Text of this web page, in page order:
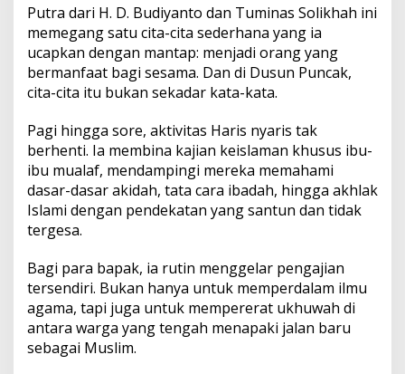
Putra dari H. D. Budiyanto dan Tuminas Solikhah ini
memegang satu cita-cita sederhana yang ia
ucapkan dengan mantap: menjadi orang yang
bermanfaat bagi sesama. Dan di Dusun Puncak,
cita-cita itu bukan sekadar kata-kata.
Pagi hingga sore, aktivitas Haris nyaris tak
berhenti. Ia membina kajian keislaman khusus ibu-
ibu mualaf, mendampingi mereka memahami
dasar-dasar akidah, tata cara ibadah, hingga akhlak
Islami dengan pendekatan yang santun dan tidak
tergesa.
Bagi para bapak, ia rutin menggelar pengajian
tersendiri. Bukan hanya untuk memperdalam ilmu
agama, tapi juga untuk mempererat ukhuwah di
antara warga yang tengah menapaki jalan baru
sebagai Muslim.